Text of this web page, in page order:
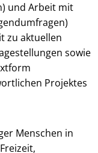
und Arbeit mit
zu aktuellen
sowie
Projektes
Menschen in